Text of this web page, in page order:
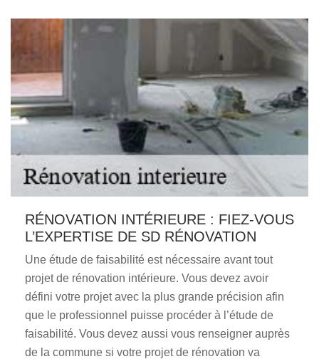
RÉNOVATION INTÉRIEURE : FIEZ-VOUS
L’EXPERTISE DE SD RÉNOVATION
Une étude de faisabilité est nécessaire avant tout
projet de rénovation intérieure. Vous devez avoir
défini votre projet avec la plus grande précision afin
que le professionnel puisse procéder à l’étude de
faisabilité. Vous devez aussi vous renseigner auprès
de la commune si votre projet de rénovation va